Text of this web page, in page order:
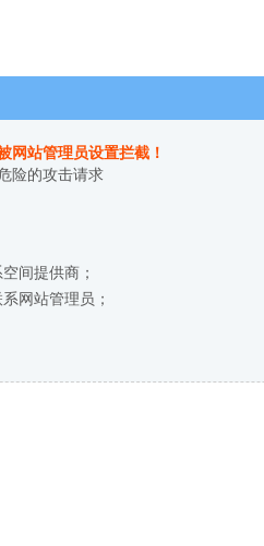
网站管理员设置拦截！
险的攻击请求
间提供商；
网站管理员；